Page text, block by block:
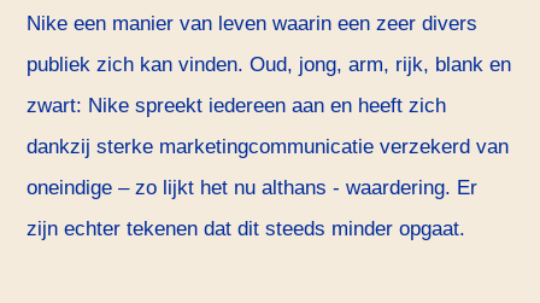
Nike een manier van leven waarin een zeer divers
publiek zich kan vinden. Oud, jong, arm, rijk, blank en
zwart: Nike spreekt iedereen aan en heeft zich
dankzij sterke marketingcommunicatie verzekerd van
oneindige – zo lijkt het nu althans - waardering. Er
zijn echter tekenen dat dit steeds minder opgaat.